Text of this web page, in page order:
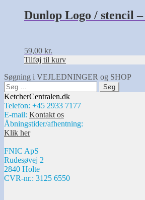
Dunlop Logo / stencil
59,00 kr.
Tilføj til kurv
Søgning i VEJLEDNINGER og SHOP
Søg
efter:
KetcherCentralen.dk
Telefon: +45 2933 7177
E-mail: Kontakt os
Åbningstider/afhentning:
Klik her
FNIC ApS
Rudesøvej 2
2840 Holte
CVR-nr.: 3125 6550